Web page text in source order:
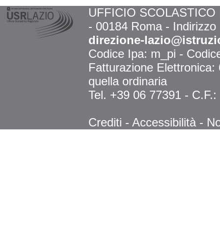
UFFICIO
- 00184 Roma -
direzione-
Codice Ipa: m_pi -
Fatturazione
quella ordinaria
Tel. +39 06 77391 -
Crediti - Accessibilità -